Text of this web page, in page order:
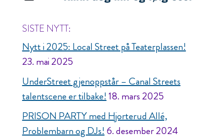
SISTE NYTT:
Nytt i 2025: Local Street på Teaterplassen!
23. mai 2025
UnderStreet gjenoppstår – Canal Streets
talentscene er tilbake!18. mars 2025
PRISON PARTY med Hjorterud Allé,
Problembarn og DJs!6. desember 2024